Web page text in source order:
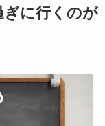
ぎに行くのが